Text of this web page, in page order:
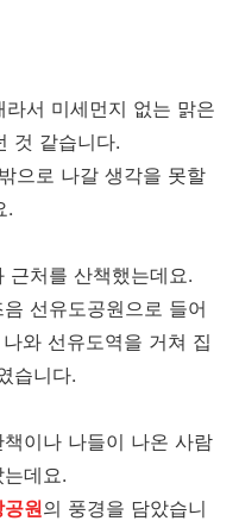
서 미세먼지 없는 맑은
것 같습니다.
으로 나갈 생각을 못할
.
근처를 산책했는데요.
선유도공원으로 들어
와 선유도역을 거쳐 집
습니다.
이나 나들이 나온 사람
데요.
원의 풍경을 담았습니